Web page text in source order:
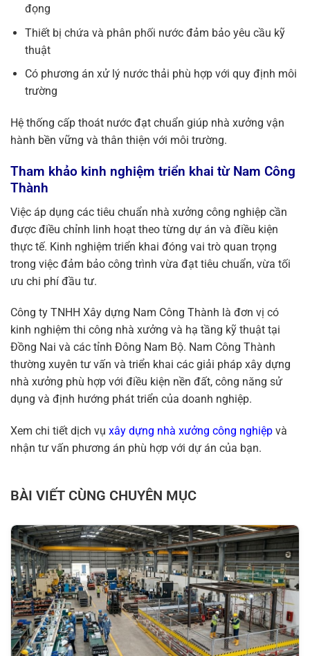
đọng
Thiết bị chứa và phân phối nước đảm bảo yêu cầu kỹ
thuật
Có phương án xử lý nước thải phù hợp với quy định môi
trường
Hệ thống cấp thoát nước đạt chuẩn giúp nhà xưởng vận
hành bền vững và thân thiện với môi trường.
Tham khảo kinh nghiệm triển khai từ Nam Công
Thành
Việc áp dụng các tiêu chuẩn nhà xưởng công nghiệp cần
được điều chỉnh linh hoạt theo từng dự án và điều kiện
thực tế. Kinh nghiệm triển khai đóng vai trò quan trọng
trong việc đảm bảo công trình vừa đạt tiêu chuẩn, vừa tối
ưu chi phí đầu tư.
Công ty TNHH Xây dựng Nam Công Thành là đơn vị có
kinh nghiệm thi công nhà xưởng và hạ tầng kỹ thuật tại
Đồng Nai và các tỉnh Đông Nam Bộ. Nam Công Thành
thường xuyên tư vấn và triển khai các giải pháp xây dựng
nhà xưởng phù hợp với điều kiện nền đất, công năng sử
dụng và định hướng phát triển của doanh nghiệp.
Xem chi tiết dịch vụ xây dựng nhà xưởng công nghiệp và
nhận tư vấn phương án phù hợp với dự án của bạn.
BÀI VIẾT CÙNG CHUYÊN MỤC